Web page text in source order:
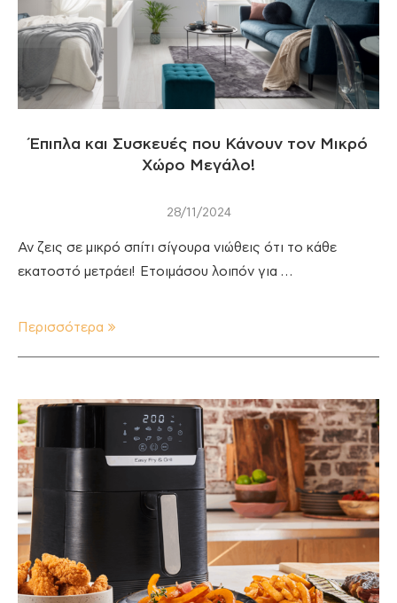
Έπιπλα και Συσκευές που Κάνουν τον Μικρό
Χώρο Μεγάλο!
28/11/2024
Αν ζεις σε μικρό σπίτι σίγουρα νιώθεις ότι το κάθε
εκατοστό μετράει! Ετοιμάσου λοιπόν για …
Περισσότερα